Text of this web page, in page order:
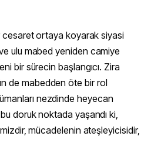
cesaret ortaya koyarak siyasi
ulu mabed yeniden camiye
bir sürecin başlangıcı. Zira
de mabedden öte bir rol
nezdinde heyecan
doruk noktada yaşandı ki,
mücadelenin ateşleyicisidir,